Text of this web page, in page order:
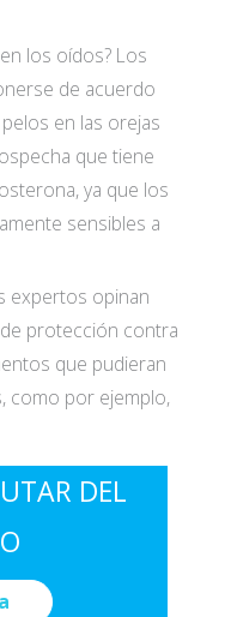
los oídos? Los
de acuerdo
en las orejas
que tiene
ya que los
sensibles a
expertos opinan
protección contra
que pudieran
como por ejemplo,
DEL